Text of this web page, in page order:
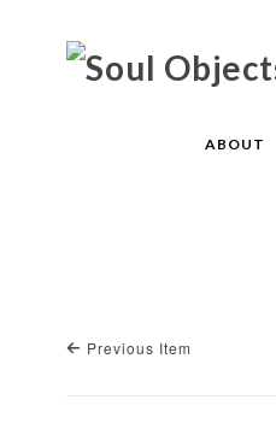
ABOUT
Previous Item